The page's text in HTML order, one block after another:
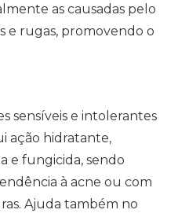
as causadas pelo
e rugas, promovendo o
sensíveis e intolerantes
ação hidratante,
e fungicida, sendo
à acne ou com
Ajuda também no